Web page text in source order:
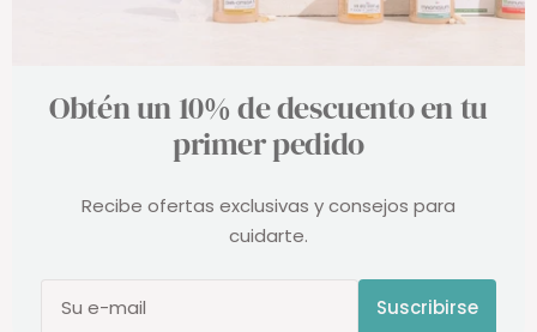
Obtén un 10% de descuento en tu
primer pedido
Recibe ofertas exclusivas y consejos para
cuidarte.
Su e-mail Suscribirse